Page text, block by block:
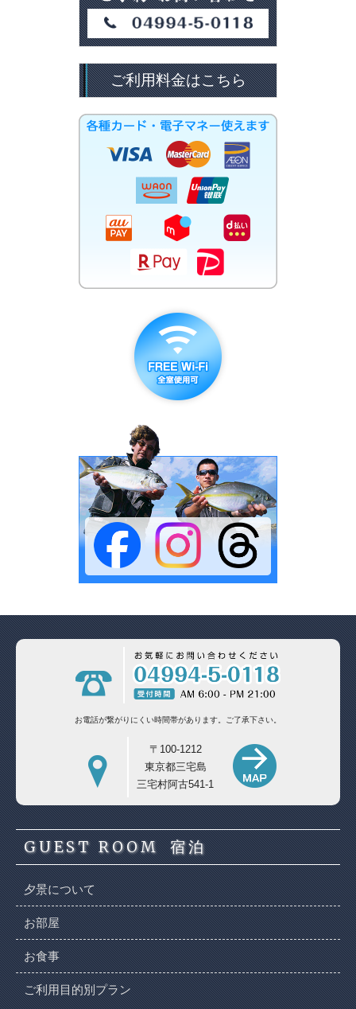
ご利用料金はこちら
お電話が繋がりにくい時間帯があります。 ご了承下さい。
〒100-1212
東京都三宅島
三宅村阿古541-1
GUEST ROOM 宿泊
夕景について
お部屋
お食事
ご利用目的別プラン